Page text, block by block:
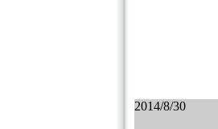
2014/8/30